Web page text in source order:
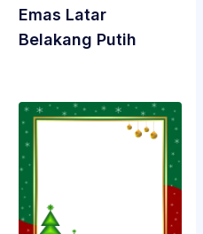
Emas Latar
Belakang Putih